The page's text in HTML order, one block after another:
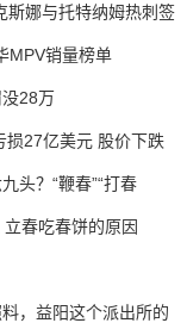
斯娜与托特纳姆热刺签
MPV销量榜单
28万
损27亿美元 股价下跌
头？“鞭春”“打春
春吃春饼的原因
，益阳这个派出所的